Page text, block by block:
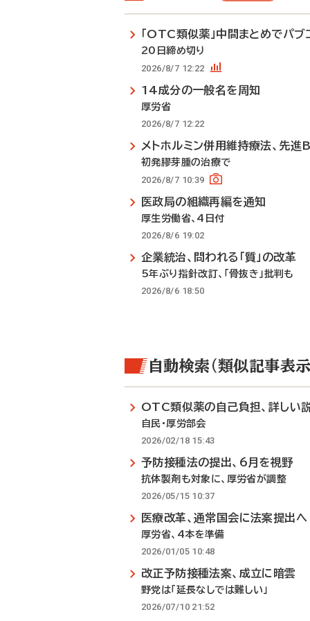
「OTC類似薬」中間まとめでパブ
20日締め切り
2026/8/7 12:22
14成分の一般名を周知
厚労省
2026/8/7 12:22
メトホルミン併用維持療法、先進
初発膠芽腫の治療で
2026/8/7 10:39
医政局の組織再編を通知
厚生労働省、4日付
2026/8/6 19:02
企業統治、問われる「質」の改革
5年ぶり指針改訂、「骨抜き」批判も
2026/8/6 18:50
自動検索（類似記事表示
OTC類似薬の自己負担、詳しい
自民・厚労部会
2026/02/18 15:43
予防接種法の提出、6月を視野
抗体製剤も対象に、厚労省が調整
2026/05/15 10:37
医療改革、通常国会に法案提出へ
厚労省、4本を準備
2026/01/05 10:48
改正予防接種法案、成立に暗雲
野党は「延長なしでは難しい」
2026/07/10 21:52